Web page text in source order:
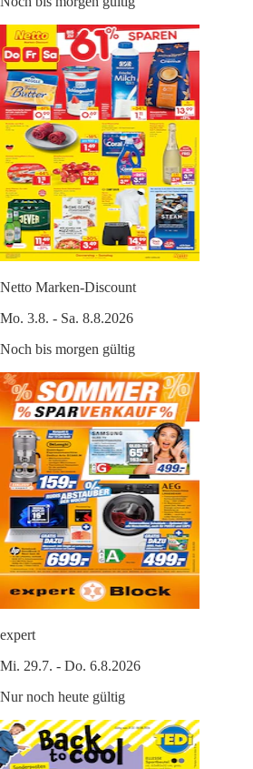
Netto Marken-Discount
Mo. 3.8. - Sa. 8.8.2026
Noch bis morgen gültig
expert
Mi. 29.7. - Do. 6.8.2026
Nur noch heute gültig